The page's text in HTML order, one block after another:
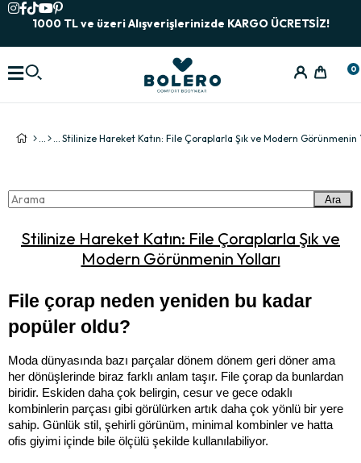
1000 TL ve üzeri Alışverişlerinizde KARGO ÜCRETSİZ!
0
Stilinize Hareket Katın: File Çoraplarla Şık ve Modern Görünmenin
Ara
Stilinize Hareket Katın: File Çoraplarla Şık ve
Modern Görünmenin Yolları
File çorap neden yeniden bu kadar
popüler oldu?
Moda dünyasında bazı parçalar dönem dönem geri döner ama
her dönüşlerinde biraz farklı anlam taşır. File çorap da bunlardan
biridir. Eskiden daha çok belirgin, cesur ve gece odaklı
kombinlerin parçası gibi görülürken artık daha çok yönlü bir yere
sahip. Günlük stil, şehirli görünüm, minimal kombinler ve hatta
ofis giyimi içinde bile ölçülü şekilde kullanılabiliyor.